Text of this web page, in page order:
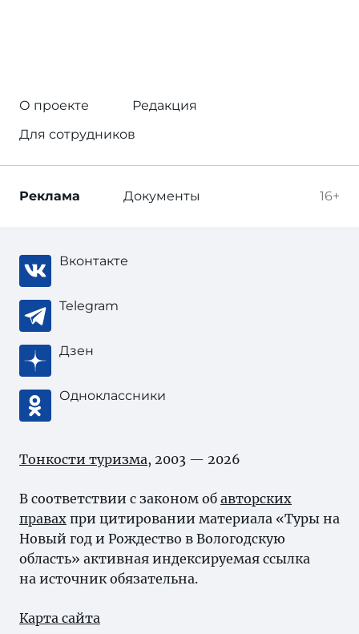
О проекте
Редакция
Для сотрудников
16+
Реклама Документы
Вконтакте
Telegram
Дзен
Одноклассники
Тонкости туризма, 2003 — 2026
В соответствии с законом об авторских
правах при цитировании материала «Туры на
Новый год и Рождество в Вологодскую
область» активная индексируемая ссылка
на источник обязательна.
Карта сайта